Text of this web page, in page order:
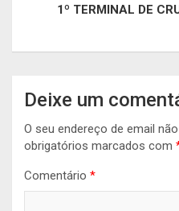
1º TERMINAL DE
Deixe um
O seu endereço de email
obrigatórios marcados com
Comentário *